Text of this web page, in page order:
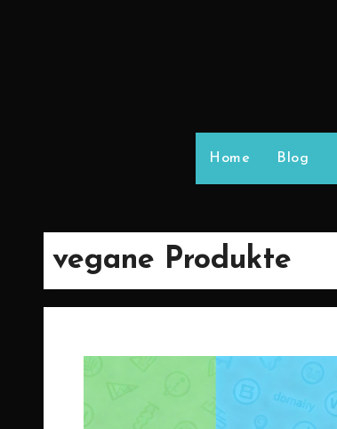
Home Blog
vegane Produkte